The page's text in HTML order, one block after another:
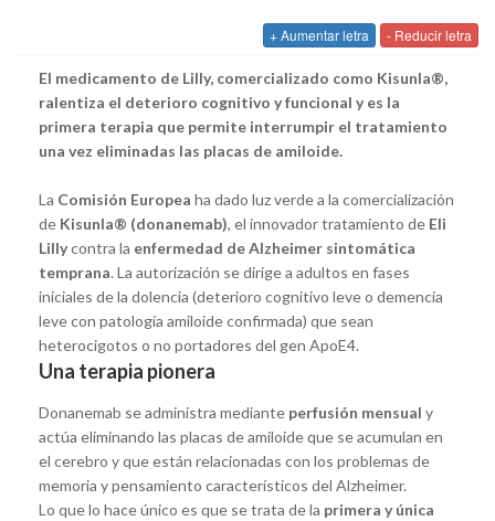
+ Aumentar letra - Reducir letra
El medicamento de Lilly, comercializado como Kisunla®,
ralentiza el deterioro cognitivo y funcional y es la
primera terapia que permite interrumpir el tratamiento
una vez eliminadas las placas de amiloide.
La Comisión Europea ha dado luz verde a la comercialización
de Kisunla® (donanemab), el innovador tratamiento de Eli
Lillycontra la enfermedad de Alzheimer sintomática
temprana. La autorización se dirige a adultos en fases
iniciales de la dolencia (deterioro cognitivo leve o demencia
leve con patología amiloide confirmada) que sean
heterocigotos o no portadores del gen ApoE4.
Una terapia pionera
Donanemab se administra mediante perfusión mensual y
actúa eliminando las placas de amiloide que se acumulan en
el cerebro y que están relacionadas con los problemas de
memoria y pensamiento característicos del Alzheimer.
Lo que lo hace único es que se trata de la primera y única